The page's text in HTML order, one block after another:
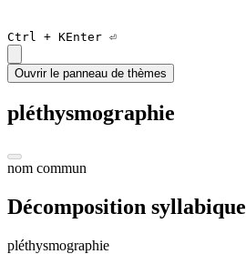
Ctrl + KEnter ⏎
Ouvrir le panneau de thèmes
pléthysmographie
nom commun
Décomposition syllabique
pléthysmographie